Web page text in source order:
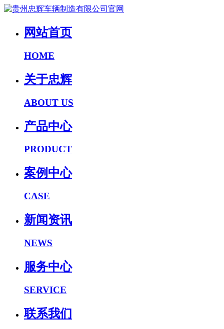
网站首页
HOME
关于忠辉
ABOUT US
产品中心
PRODUCT
案例中心
CASE
新闻资讯
NEWS
服务中心
SERVICE
联系我们